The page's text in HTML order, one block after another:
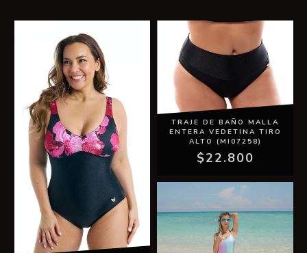
TRAJE DE BAÑO MALLA
ENTERA VEDETINA TIRO
ALTO (MI07258)
$22.800